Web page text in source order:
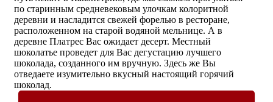
по старинным средневековым улочкам колоритной
деревни и насладится свежей форелью в ресторане,
расположенном на старой водяной мельнице. А в
деревне Платрес Вас ожидает десерт. Местный
шоколатье проведет для Вас дегустацию лучшего
шоколада, созданного им вручную. Здесь же Вы
отведаете изумительно вкусный настоящий горячий
шоколад.